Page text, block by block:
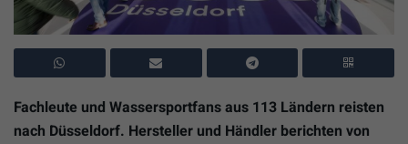
Fachleute und Wassersportfans aus 113 Ländern reisten
nach Düsseldorf. Hersteller und Händler berichten von